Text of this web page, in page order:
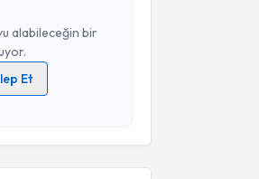
alabileceğin bir
Et
Aydınlatma Metni